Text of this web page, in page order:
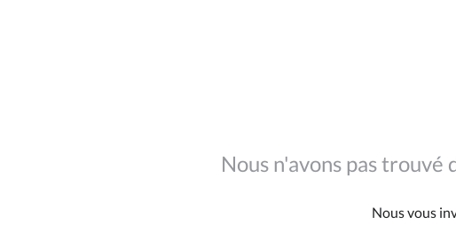
Nous n'avons pas trouvé
Nous vous